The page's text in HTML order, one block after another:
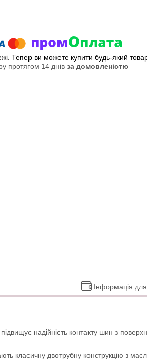
Тепер ви можете купити будь-який
протягом 14 днів за домовленістю
Інформація
надійність контакту шин з
класичну двотрубну конструкцію з